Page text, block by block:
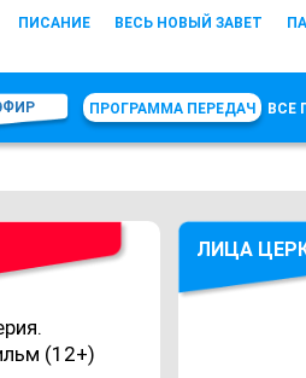
ПИСАНИЕ ВЕСЬ НОВЫЙ ЗАВЕТ
ПРОГРАММА ПЕРЕДАЧ ВСЕ
(12+)
ЛИЦА